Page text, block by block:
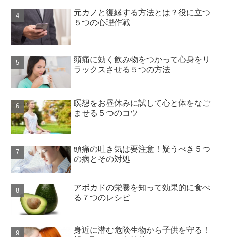
元カノと復縁する方法とは？役に立つ
５つの心理作戦
頭痛に効く飲み物をつかって心身をリ
ラックスさせる５つの方法
瞑想をお昼休みに試して心と体をなご
ませる５つのコツ
頭痛の吐き気は要注意！疑うべき５つ
の病とその対処
アボカドの栄養を知って効果的に食べ
る７つのレシピ
身近に潜む危険生物から子供を守る！